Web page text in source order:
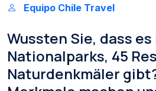
Equipo Chile Travel
Wussten Sie, dass
Nationalparks, 45
Naturdenkmäler